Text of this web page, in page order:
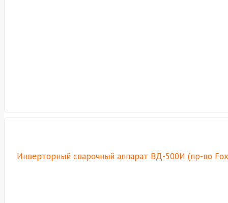
Инверторный сварочный аппарат ВД-500И (пр-во